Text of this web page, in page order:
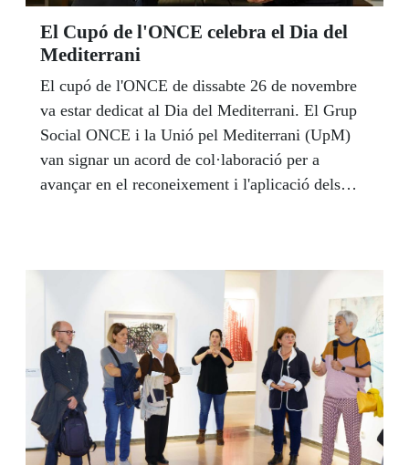
El Cupó de l'ONCE celebra el Dia del
Mediterrani
El cupó de l'ONCE de dissabte 26 de novembre
va estar dedicat al Dia del Mediterrani. El Grup
Social ONCE i la Unió pel Mediterrani (UpM)
van signar un acord de col·laboració per a
avançar en el reconeixement i l'aplicació dels
mediterrània.